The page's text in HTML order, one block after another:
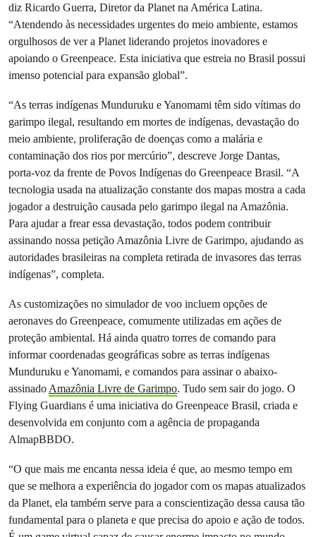
diz Ricardo Guerra, Diretor da Planet na América Latina.
“Atendendo às necessidades urgentes do meio ambiente, estamos
orgulhosos de ver a Planet liderando projetos inovadores e
apoiando o Greenpeace. Esta iniciativa que estreia no Brasil possui
imenso potencial para expansão global”.
“As terras indígenas Munduruku e Yanomami têm sido vítimas do
garimpo ilegal, resultando em mortes de indígenas, devastação do
meio ambiente, proliferação de doenças como a malária e
contaminação dos rios por mercúrio”, descreve Jorge Dantas,
porta-voz da frente de Povos Indígenas do Greenpeace Brasil. “A
tecnologia usada na atualização constante dos mapas mostra a cada
jogador a destruição causada pelo garimpo ilegal na Amazônia.
Para ajudar a frear essa devastação, todos podem contribuir
assinando nossa petição Amazônia Livre de Garimpo, ajudando as
autoridades brasileiras na completa retirada de invasores das terras
indígenas”, completa.
As customizações no simulador de voo incluem opções de
aeronaves do Greenpeace, comumente utilizadas em ações de
proteção ambiental. Há ainda quatro torres de comando para
informar coordenadas geográficas sobre as terras indígenas
Munduruku e Yanomami, e comandos para assinar o abaixo-
assinadoAmazônia Livre de Garimpo. Tudo sem sair do jogo. O
Flying Guardians é uma iniciativa do Greenpeace Brasil, criada e
desenvolvida em conjunto com a agência de propaganda
AlmapBBDO.
“O que mais me encanta nessa ideia é que, ao mesmo tempo em
que se melhora a experiência do jogador com os mapas atualizados
da Planet, ela também serve para a conscientização dessa causa tão
fundamental para o planeta e que precisa do apoio e ação de todos.